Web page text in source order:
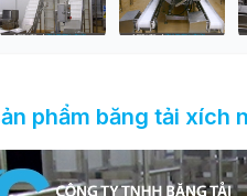
phẩm băng tải xích